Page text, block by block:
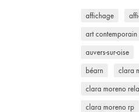
affichage
art contemporain
auvers-sur-oise
béarn clara
clara moreno
clara moreno rp